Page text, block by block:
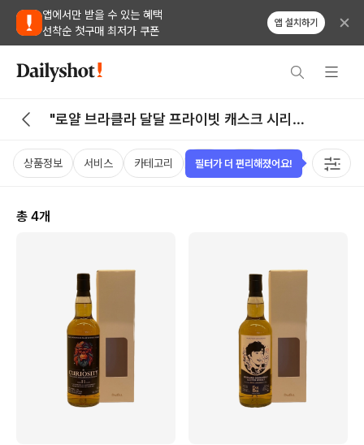
앱에서만 받을 수 있는 혜택
선착순 첫구매 최저가 쿠폰
앱 설치하기
"로얄 브라클라 달달 프라이빗 캐스크 시리즈
상품정보 서비스 카테고리 가격 국가 용량 케이스
총 4개
필터가 더 편리해졌어요!